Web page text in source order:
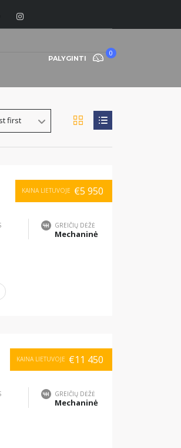
PALYGINTI
0
first
KAINA LIETUVOJE €5 950
GREIČIŲ DĖŽĖ
Mechaninė
KAINA LIETUVOJE €11 450
GREIČIŲ DĖŽĖ
Mechaninė